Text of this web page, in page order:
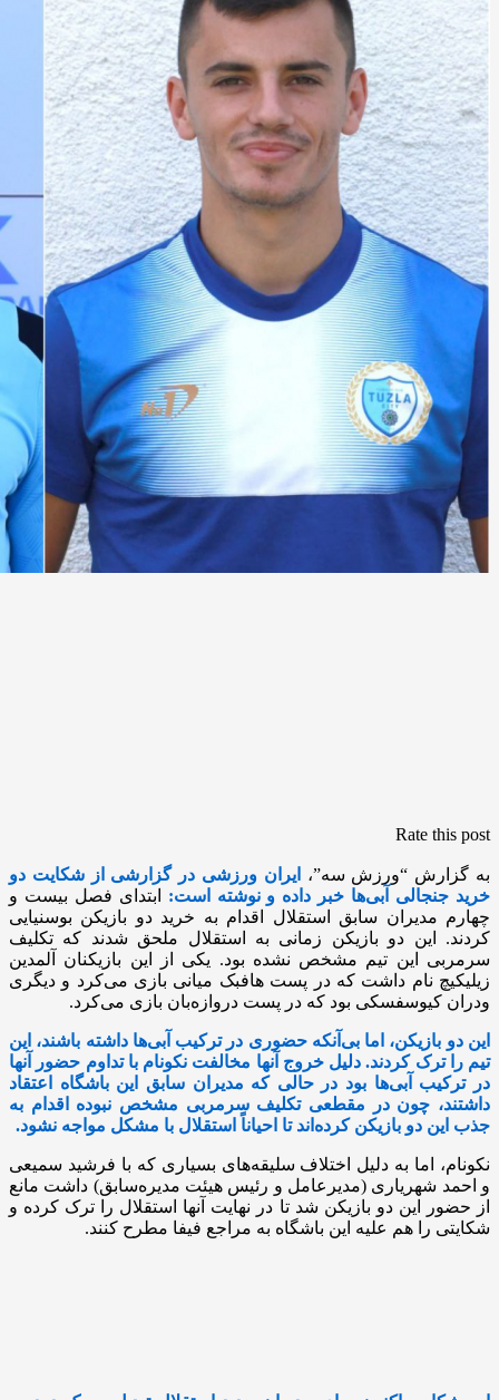
Rate this post
به گزارش “ورزش سه”، ایران ورزشی در گزارشی از شکایت دو
خرید جنجالی آبی‌ها خبر داده و نوشته است:
ابتدای فصل بیست و
چهارم مدیران سابق استقلال اقدام به خرید دو بازیکن بوسنیایی
کردند. این دو بازیکن زمانی به استقلال ملحق شدند که تکلیف
سرمربی این تیم مشخص نشده بود. یکی از این بازیکنان آلمدین
زیلیکیچ نام داشت که در پست هافبک میانی بازی می‌کرد و دیگری
ودران کیوسفسکی بود که در پست دروازه‌بان بازی می‌کرد.
این دو بازیکن، اما بی‌آنکه حضوری در ترکیب آبی‌ها داشته باشند، این
تیم را ترک کردند. دلیل خروج آنها مخالفت نکونام با تداوم حضور آنها
در ترکیب آبی‌ها بود در حالی که مدیران سابق این باشگاه اعتقاد
داشتند، چون در مقطعی تکلیف سرمربی مشخص نبوده اقدام به
جذب این دو بازیکن کرده‌اند تا احیاناً استقلال با مشکل مواجه نشود.
نکونام، اما به دلیل اختلاف سلیقه‌های بسیاری که با فرشید سمیعی
و احمد شهریاری (مدیرعامل و رئیس هیئت مدیره‌سابق) داشت مانع
از حضور این دو بازیکن شد تا در نهایت آنها استقلال را ترک کرده و
شکایتی را هم علیه این باشگاه به مراجع فیفا مطرح کنند.